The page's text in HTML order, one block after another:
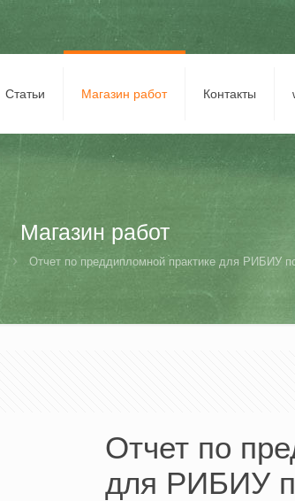
Статьи Магазин работ Контакты
Магазин работ
Отчет по преддипломной практике для РИБИУ
Отчет по
для РИБИУ